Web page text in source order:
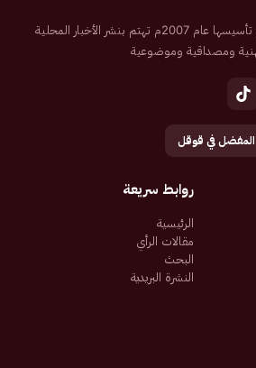
صحيفة إلكترونية سعودية تم تأسيسها عام 2007م تهتم بنشر الأخبار المحلية
ومصداقية وموضوعية
في قوقل
روابط سريعة
الرئيسية
مقالات الرأي
البحث
النشرة البريدية